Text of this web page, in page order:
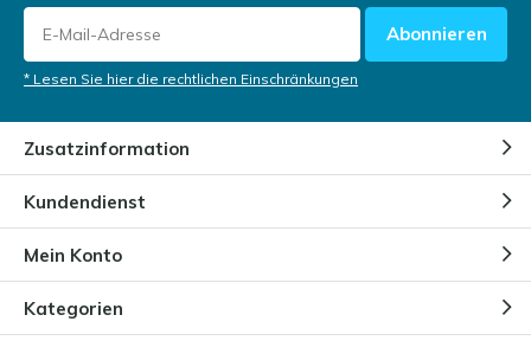
Namen?
Abonnieren
* Lesen Sie hier die rechtlichen Einschränkungen
Zusatzinformation
Kundendienst
Mein Konto
Kategorien